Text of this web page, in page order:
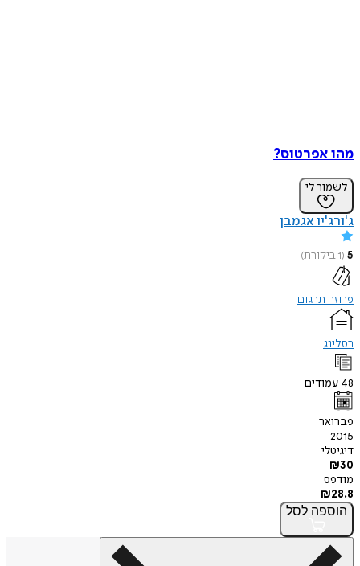
מהו אפרטוס?
לשמור לי
ג'ורג'יו אגמבן
5
(
1ביקורת)
פרוזה תרגום
רסלינג
48 עמודים
פברואר
2015
דיגיטלי
₪30
מודפס
₪28.8
הוספה לסל